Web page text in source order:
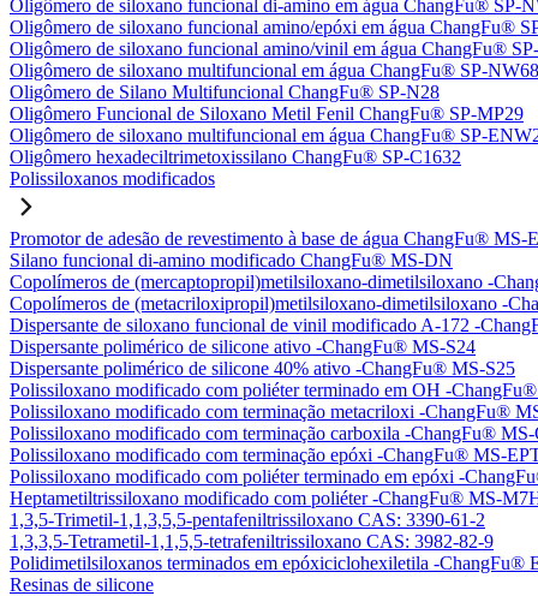
Oligômero de siloxano funcional di-amino em água ChangFu® SP-
Oligômero de siloxano funcional amino/epóxi em água ChangFu®
Oligômero de siloxano funcional amino/vinil em água ChangFu®
Oligômero de siloxano multifuncional em água ChangFu® SP-NW68
Oligômero de Silano Multifuncional ChangFu® SP-N28
Oligômero Funcional de Siloxano Metil Fenil ChangFu® SP-MP29
Oligômero de siloxano multifuncional em água ChangFu® SP-
Oligômero hexadeciltrimetoxissilano ChangFu® SP-C1632
Polissiloxanos modificados
Promotor de adesão de revestimento à base de água ChangFu® MS-
Silano funcional di-amino modificado ChangFu® MS-DN
Copolímeros de (mercaptopropil)metilsiloxano-dimetilsiloxano -
Copolímeros de (metacriloxipropil)metilsiloxano-dimetilsiloxano -
Dispersante de siloxano funcional de vinil modificado A-172 -
Dispersante polimérico de silicone ativo -ChangFu® MS-S24
Dispersante polimérico de silicone 40% ativo -ChangFu® MS-S25
Polissiloxano modificado com poliéter terminado em OH -
Polissiloxano modificado com terminação metacriloxi -ChangFu®
Polissiloxano modificado com terminação carboxila -ChangFu®
Polissiloxano modificado com terminação epóxi -ChangFu® MS-
Polissiloxano modificado com poliéter terminado em epóxi -
Heptametiltrissiloxano modificado com poliéter -ChangFu® MS-
1,3,5-Trimetil-1,1,3,5,5-pentafeniltrissiloxano CAS: 3390-61-2
1,3,3,5-Tetrametil-1,1,5,5-tetrafeniltrissiloxano CAS: 3982-82-9
Polidimetilsiloxanos terminados em epóxiciclohexiletila -ChangFu®
Resinas de silicone